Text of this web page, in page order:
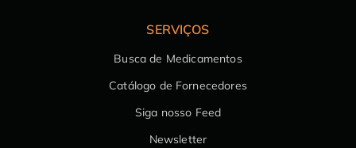
SERVIÇOS
Busca de Medicamentos
Catálogo de Fornecedores
Siga nosso Feed
Newsletter